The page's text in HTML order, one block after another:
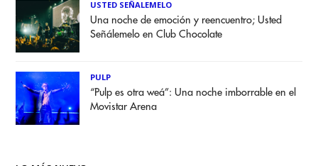
USTED SEÑALEMELO
Una noche de emoción y reencuentro; Usted
Señálemelo en Club Chocolate
PULP
“Pulp es otra weá”: Una noche imborrable en el
Movistar Arena